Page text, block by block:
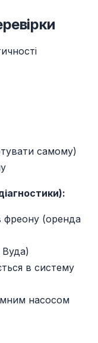
самому)
фреону (оренда
Вуда)
в систему
насосом